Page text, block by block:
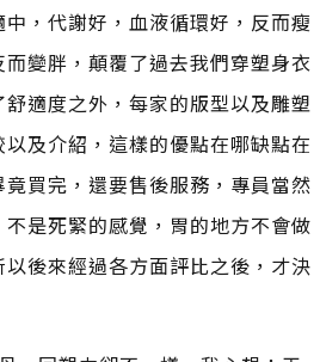
，代謝好，血液循環好，反而瘦
變胖，顛覆了過去我們穿塑身衣
適度之外，每家的版型以及雕塑
及介紹，這樣的優點在哪缺點在
買完，還要售後服務，專員當然
是死緊的感覺，胃的地方不會做
後來經過各方面評比之後，才決